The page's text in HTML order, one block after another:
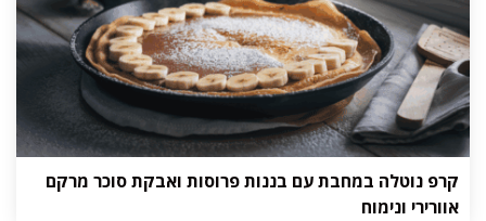
קרפ נוטלה במחבת עם בננות פרוסות ואבקת סוכר מרקם
אוורירי ונימוח